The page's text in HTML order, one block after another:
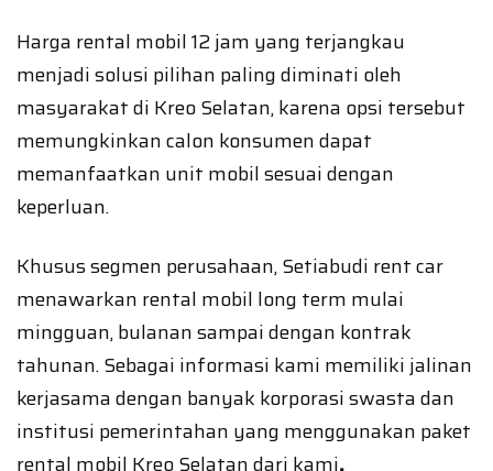
Harga rental mobil 12 jam yang terjangkau
menjadi solusi pilihan paling diminati oleh
masyarakat di Kreo Selatan, karena opsi tersebut
memungkinkan calon konsumen dapat
memanfaatkan unit mobil sesuai dengan
keperluan.
Khusus segmen perusahaan, Setiabudi rent car
menawarkan rental mobil long term mulai
mingguan, bulanan sampai dengan kontrak
tahunan. Sebagai informasi kami memiliki jalinan
kerjasama dengan banyak korporasi swasta dan
institusi pemerintahan yang menggunakan paket
rental mobil Kreo Selatan dari kami.